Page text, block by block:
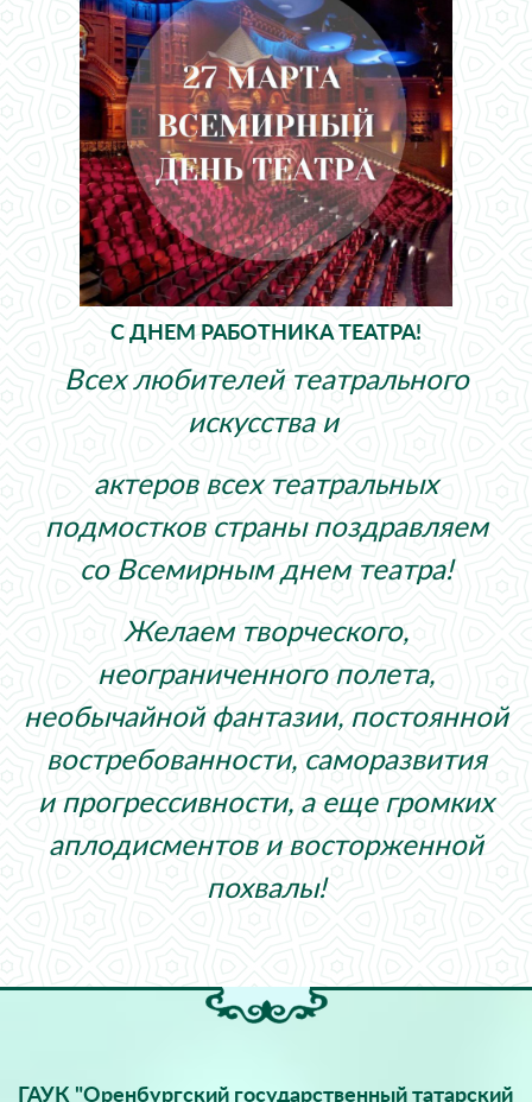
С ДНЕМ РАБОТНИКА ТЕАТРА!
Всех любителей театрального
искусства и
актеров всех театральных
подмостков страны поздравляем
со Всемирным днем театра!
Желаем творческого,
неограниченного полета,
необычайной фантазии, постоянной
востребованности, саморазвития
и прогрессивности, а еще громких
аплодисментов и восторженной
похвалы!
ГАУК "Оренбургский государственный татарский